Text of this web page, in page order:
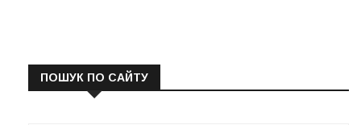
ПОШУК ПО САЙТУ